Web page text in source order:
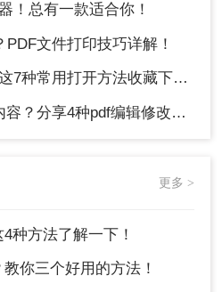
件。
！总有一款适合你！
文件打印技巧详解！
种常用打开方法收藏下来！
分享4种pdf编辑修改方法！
更多 >
种方法了解一下！
你三个好用的方法！